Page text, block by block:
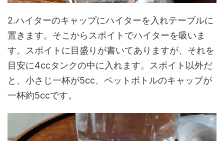
2.ハイターのキャップにハイターを入れテーブルに
置きます。そこからスポイトでハイターを吸いま
す。スポイトに目盛りが書いてありますが、それを
目安に4ccタンクの中に入れます。スポイト以外だ
と、小さじ一杯が5cc、ペットボトルのキャップが
一杯約5ccです。